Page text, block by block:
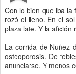
Con lo bien que iba la
rozó el lleno. En el
plaza late. Y la afición
La corrida de Nuñez
osteoporosis. De
anunciarse. Y menos